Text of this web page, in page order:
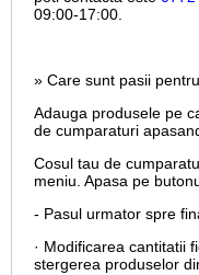
09:00-17:00.
» Care sunt pasii
Adauga produsele pe
de cumparaturi
Cosul tau de
meniu. Apasa pe
- Pasul urmator spre
· Modificarea cantitatii
stergerea produselor